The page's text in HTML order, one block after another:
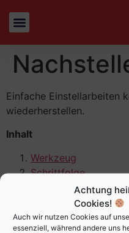
Achtung
Cookies!
Auch wir nutzen Cookies auf
essenziell, während andere uns
Einfache Einstellarbeiten
wiederherstellen.
Inhalt
Werkzeug
Schrittfolge
Werkzeug
Inbus- und